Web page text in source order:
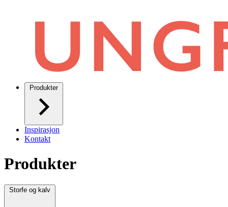
Produkter
Inspirasjon
Kontakt
Produkter
Storfe og kalv